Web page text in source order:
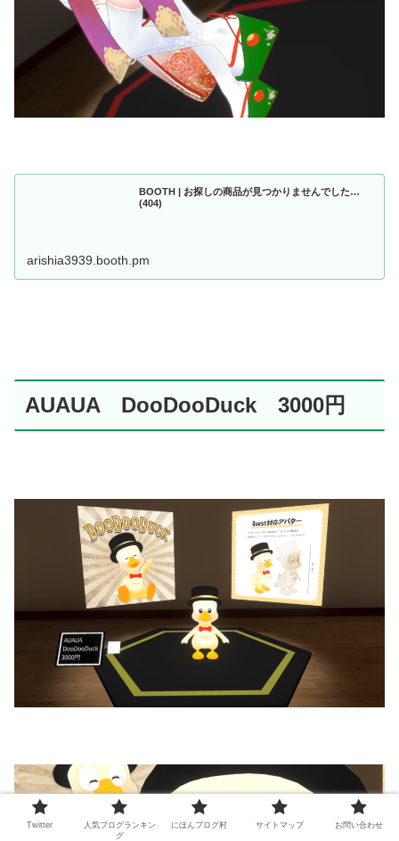
BOOTH | お探しの商品が見つかりませんでした…
(404)
arishia3939.booth.pm
AUAUA DooDooDuck 3000円
Twitter
人気ブログランキン
グ
にほんブログ村 サイトマップ お問い合わせ